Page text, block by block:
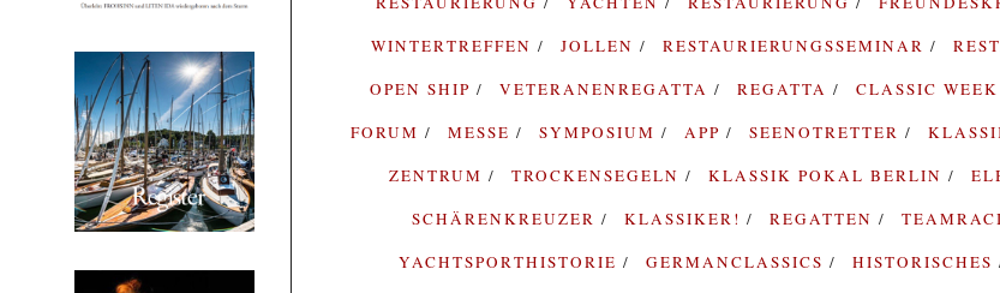
WINTERTREFFEN
JOLLEN RESTAURIERUNGSSEMINAR
OPEN SHIP
VETERANENREGATTA REGATTA CLASSIC
FORUM
MESSE SYMPOSIUM APP SEENOTRETTER
ZENTRUM
TROCKENSEGELN KLASSIK POKAL BERLIN
SCHÄRENKREUZER
KLASSIKER! REGATTEN
YACHTSPORTHISTORIE
GERMANCLASSICS HISTORISCHES